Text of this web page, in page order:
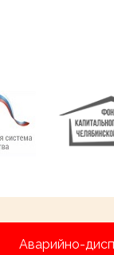
Аварийно-